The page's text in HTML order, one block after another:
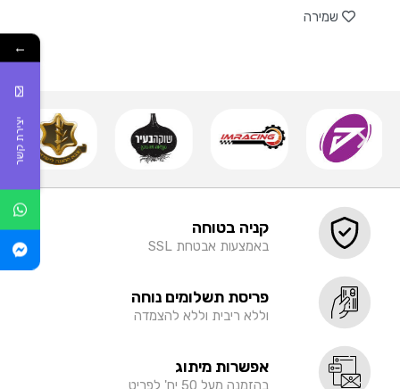
שמירה
קניה בטוחה
באמצעות אבטחת SSL
פריסת תשלומים נוחה
וללא ריבית וללא להצמדה
אפשרות מיתוג
בהזמנה מעל 50 יח' לפריט
←
יצירת קשר